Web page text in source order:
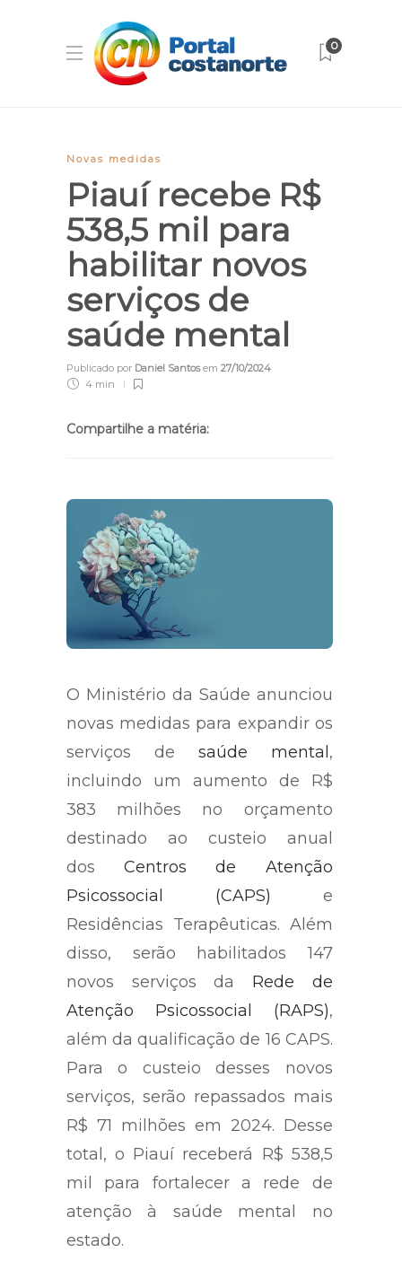
0
Novas medidas
Piauí recebe R$
538,5 mil para
habilitar novos
serviços de
saúde mental
Publicado por Daniel Santosem 27/10/2024
4 min
Compartilhe a matéria:
O Ministério da Saúde anunciou
novas medidas para expandir os
serviços de saúde mental,
incluindo um aumento de R$
383 milhões no orçamento
destinado ao custeio anual
dosCentros de Atenção
Psicossocial (CAPS) e
Residências Terapêuticas. Além
disso, serão habilitados 147
novos serviços da Rede de
Atenção Psicossocial (RAPS),
além da qualificação de 16 CAPS.
Para o custeio desses novos
serviços, serão repassados mais
R$ 71 milhões em 2024. Desse
total, o Piauí receberá R$ 538,5
mil para fortalecer a rede de
atenção à saúde mental no
estado.